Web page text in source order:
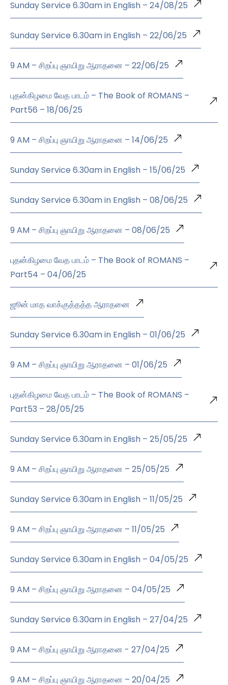
Sunday Service 6.30am in English – 24/08/25
Sunday Service 6.30am in English – 22/06/25
9 AM – சிறப்பு ஞாயிறு ஆராதனை – 22/06/25
புதன்கிழமை வேத பாடம் – The Book of ROMANS –
Part56 – 18/06/25
9 AM – சிறப்பு ஞாயிறு ஆராதனை – 14/06/25
Sunday Service 6.30am in English – 15/06/25
Sunday Service 6.30am in English – 08/06/25
9 AM – சிறப்பு ஞாயிறு ஆராதனை – 08/06/25
புதன்கிழமை வேத பாடம் – The Book of ROMANS –
Part54 – 04/06/25
ஜூன் மாத வாக்குத்தத்த ஆராதனை
Sunday Service 6.30am in English – 01/06/25
9 AM – சிறப்பு ஞாயிறு ஆராதனை – 01/06/25
புதன்கிழமை வேத பாடம் – The Book of ROMANS –
Part53 – 28/05/25
Sunday Service 6.30am in English – 25/05/25
9 AM – சிறப்பு ஞாயிறு ஆராதனை – 25/05/25
Sunday Service 6.30am in English – 11/05/25
9 AM – சிறப்பு ஞாயிறு ஆராதனை – 11/05/25
Sunday Service 6.30am in English – 04/05/25
9 AM – சிறப்பு ஞாயிறு ஆராதனை – 04/05/25
Sunday Service 6.30am in English – 27/04/25
9 AM – சிறப்பு ஞாயிறு ஆராதனை - 27/04/25
9 AM – சிறப்பு ஞாயிறு ஆராதனை – 20/04/25